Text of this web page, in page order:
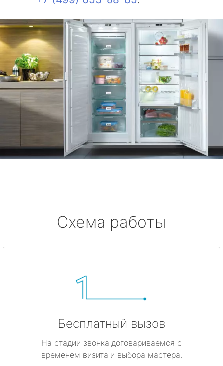
Схема работы
Бесплатный вызов
На стадии звонка договариваемся с
временем визита и выбора мастера.